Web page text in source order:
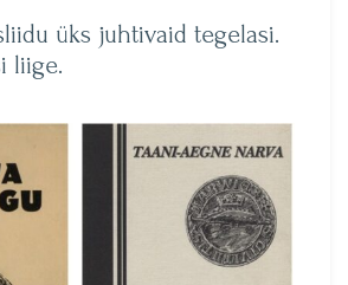
üks juhtivaid tegelasi.
liige.